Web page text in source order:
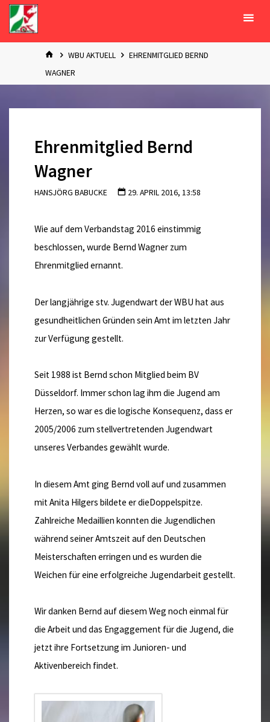
Zum
Inhalt
springen
STARTWBU AKTUELL
EHRENMITGLIED BERND
WAGNER
Ehrenmitglied Bernd
Wagner
HANSJÖRG BABUCKE 29. APRIL 2016, 13:58
Wie auf dem Verbandstag 2016 einstimmig
beschlossen, wurde Bernd Wagner zum
Ehrenmitglied ernannt.
Der langjährige stv. Jugendwart der WBU hat aus
gesundheitlichen Gründen sein Amt im letzten Jahr
zur Verfügung gestellt.
Seit 1988 ist Bernd schon Mitglied beim BV
Düsseldorf. Immer schon lag ihm die Jugend am
Herzen, so war es die logische Konsequenz, dass er
2005/2006 zum stellvertretenden Jugendwart
unseres Verbandes gewählt wurde.
In diesem Amt ging Bernd voll auf und zusammen
mit Anita Hilgers bildete er dieDoppelspitze.
Zahlreiche Medaillien konnten die Jugendlichen
während seiner Amtszeit auf den Deutschen
Meisterschaften erringen und es wurden die
Weichen für eine erfolgreiche Jugendarbeit gestellt.
Wir danken Bernd auf diesem Weg noch einmal für
die Arbeit und das Engaggement für die Jugend, die
jetzt ihre Fortsetzung im Junioren- und
Aktivenbereich findet.